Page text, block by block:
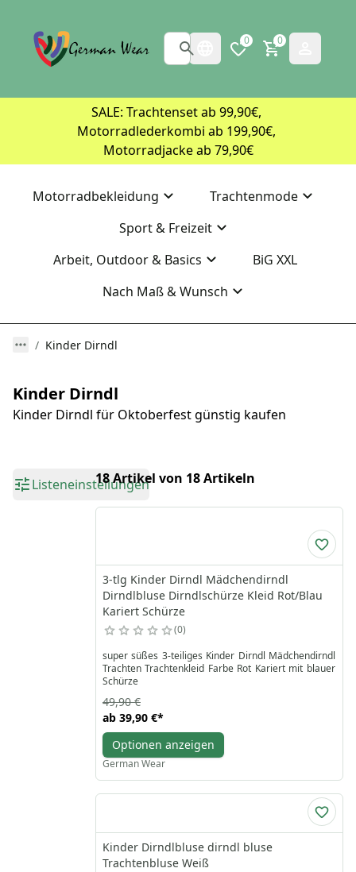
0 0
SALE: Trachtenset ab 99,90€,
Motorradlederkombi ab 199,90€,
Motorradjacke ab 79,90€
Motorradbekleidung
Trachtenmode
Sport & Freizeit
Arbeit, Outdoor & Basics
BiG XXL
Nach Maß & Wunsch
Kinder Dirndl
Kinder Dirndl
Kinder Dirndl für Oktoberfest günstig kaufen
Listeneinstellungen18 Artikel von 18 Artikeln
3-tlg Kinder Dirndl Mädchendirndl
Dirndlbluse Dirndlschürze Kleid Rot/Blau
Kariert Schürze
0
super süßes 3-teiliges Kinder Dirndl Mädchendirndl
Trachten Trachtenkleid Farbe Rot Kariert mit blauer
Schürze
ab 39,90 €*
49,90 €
Optionen anzeigen
German Wear
Kinder Dirndlbluse dirndl bluse
Trachtenbluse Weiß